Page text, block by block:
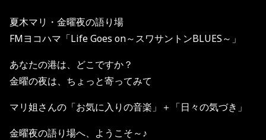
夏木マリ・金曜夜の語り場
FMヨコハマ「Life Goes on～スワサントンBLUES～」
あなたの港は、どこですか？
金曜の夜は、ちょっと寄ってみて
マリ姐さんの「お気に入りの音楽」＋「日々の気づき」
金曜夜の語り場へ、ようこそ～♪